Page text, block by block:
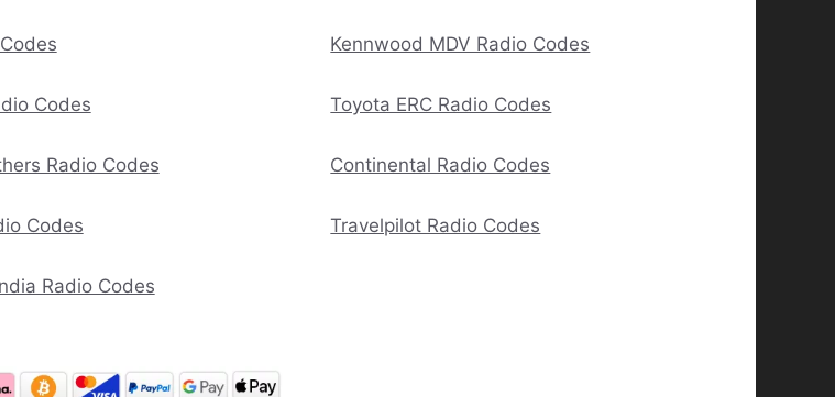
Codes
Radio Codes
Codes
Radio Codes
Kennwood MDV Radio Codes
Toyota ERC Radio Codes
Continental Radio Codes
Travelpilot Radio Codes